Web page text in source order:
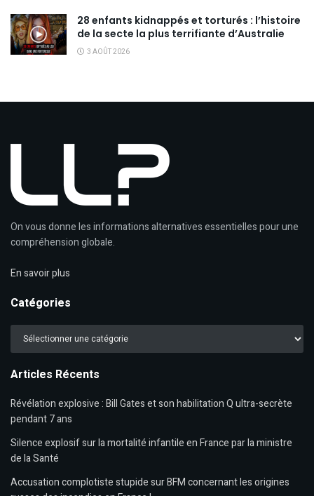
28 enfants kidnappés et torturés : l’histoire
de la secte la plus terrifiante d’Australie
3 AOÛT 2026
On vous donne les informations alternatives essentielles pour une
compréhension globale.
En savoir plus
Catégories
Catégories
Articles Récents
Révélation explosive : Bill Gates et son habilitation Q ultra-secrète
pendant 7 ans
Silence explosif sur la mortalité infantile en France par la ministre
de la Santé
Accusation complotiste stupide sur BFM concernant les origines